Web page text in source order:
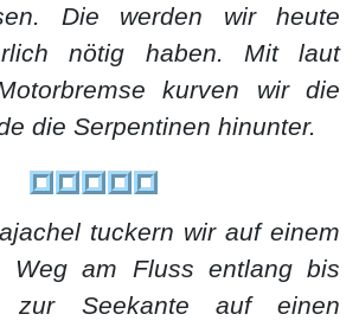
Die werden wir heute
nötig haben. Mit laut
kurven wir die
die Serpentinen hinunter.
tuckern wir auf einem
Weg am Fluss entlang bis
zur Seekante auf einen